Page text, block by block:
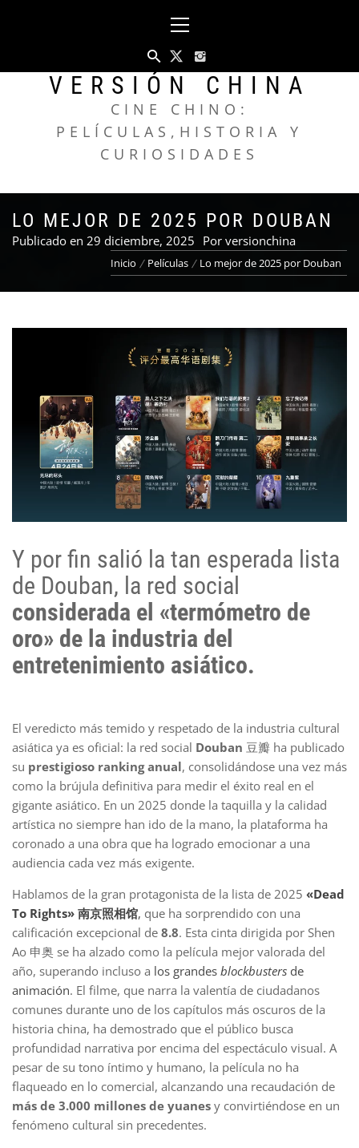
principal
VERSIÓN CHINA
CINE CHINO:
PELÍCULAS,HISTORIA Y
CURIOSIDADES
LO MEJOR DE 2025 POR DOUBAN
Publicado en 29 diciembre, 2025 Por versionchina
Inicio Películas Lo mejor de 2025 por Douban
Y por fin salió la tan esperada lista
de Douban, la red social
considerada el «termómetro de
oro» de la industria del
entretenimiento asiático.
El veredicto más temido y respetado de la industria cultural
asiática ya es oficial: la red social Douban 豆瓣 ha publicado
su prestigioso ranking anual, consolidándose una vez más
como la brújula definitiva para medir el éxito real en el
gigante asiático. En un 2025 donde la taquilla y la calidad
artística no siempre han ido de la mano, la plataforma ha
coronado a una obra que ha logrado emocionar a una
audiencia cada vez más exigente.
Hablamos de la gran protagonista de la lista de 2025 «Dead
To Rights» 南京照相馆, que ha sorprendido con una
calificación excepcional de 8.8. Esta cinta dirigida por Shen
Ao 申奥 se ha alzado como la película mejor valorada del
año, superando incluso a los grandes blockbusters de
animación. El filme, que narra la valentía de ciudadanos
comunes durante uno de los capítulos más oscuros de la
historia china, ha demostrado que el público busca
profundidad narrativa por encima del espectáculo visual. A
pesar de su tono íntimo y humano, la película no ha
flaqueado en lo comercial, alcanzando una recaudación de
más de 3.000 millones de yuanes y convirtiéndose en un
fenómeno cultural sin precedentes.